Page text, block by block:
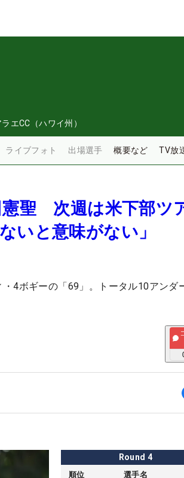
エCC（ハワイ州）
ライブフォト 出場選手 概要など TV放
憲聖 次週は米下部ツ
いと意味がない」
4ボギーの「69」。トータル10アンダ
Round 4
順位 選手名